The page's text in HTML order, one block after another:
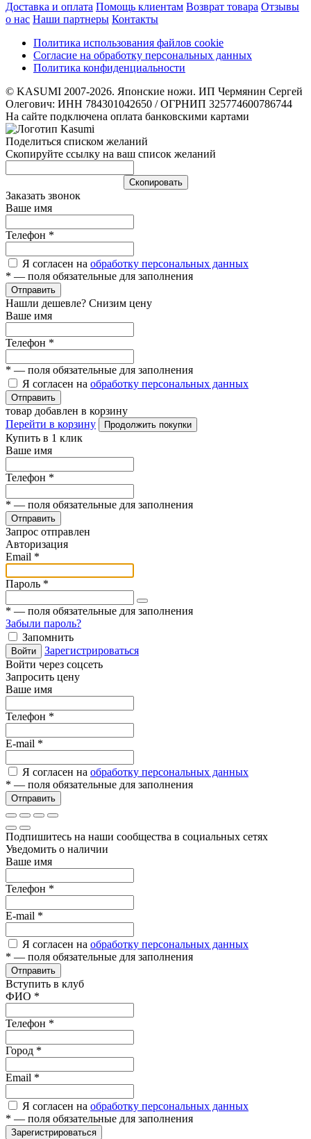
Доставка и оплата Помощь клиентам Возврат товара Отзывы
о нас Наши партнеры Контакты
Политика использования файлов cookie
Согласие на обработку персональных данных
Политика конфиденциальности
© KASUMI 2007-2026. Японские ножи. ИП Чермянин Сергей
Олегович: ИНН 784301042650 / ОГРНИП 325774600786744
На сайте подключена оплата банковскими картами
Поделиться списком желаний
Скопируйте ссылку на ваш список желаний
Cкопировать
Заказать звонок
Ваше имя
Телефон *
Я согласен на обработку персональных данных
* — поля обязательные для заполнения
Отправить
Нашли дешевле? Снизим цену
Ваше имя
Телефон *
* — поля обязательные для заполнения
Я согласен на обработку персональных данных
Отправить
товар добавлен в корзину
Перейти в корзину
Продолжить покупки
Купить в 1 клик
Ваше имя
Телефон *
* — поля обязательные для заполнения
Отправить
Запрос отправлен
Авторизация
Email *
Пароль *
* — поля обязательные для заполнения
Забыли пароль?
Запомнить
Войти
Зарегистрироваться
Войти через соцсеть
Запросить цену
Ваше имя
Телефон *
E-mail *
Я согласен на обработку персональных данных
* — поля обязательные для заполнения
Отправить
Подпишитесь на наши сообщества в социальных сетях
Уведомить о наличии
Ваше имя
Телефон *
E-mail *
Я согласен на обработку персональных данных
* — поля обязательные для заполнения
Отправить
Вступить в клуб
ФИО *
Телефон *
Город *
Email *
Я согласен на обработку персональных данных
* — поля обязательные для заполнения
Зарегистрироваться